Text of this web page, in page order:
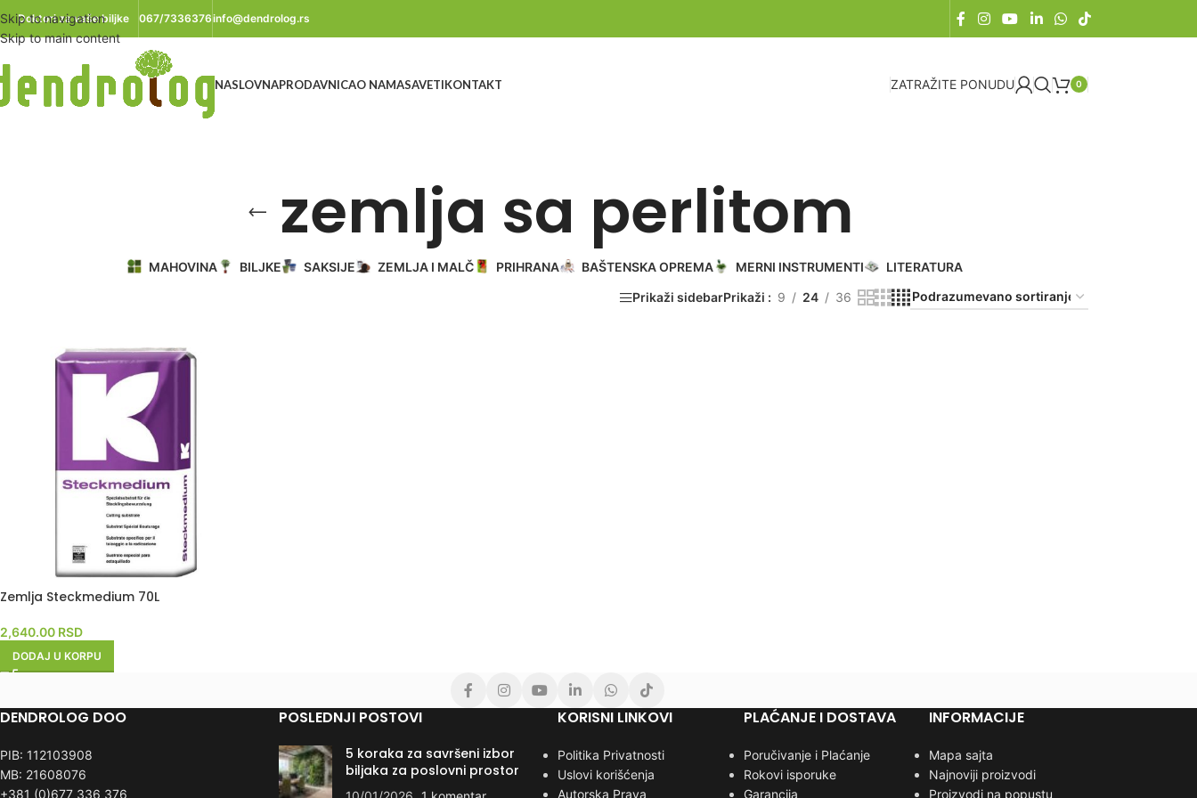
Skip to navigation
Skip to main content
Doktori za vaše biljke 067/7336376info@dendrolog.rs
NASLOVNAPRODAVNICAO NAMASAVETIKONTAKT ZATRAŽITE PONUDU 0
zemlja sa perlitom
MAHOVINA BILJKE SAKSIJE ZEMLJA I MALČ PRIHRANA BAŠTENSKA OPREMA MERNI INSTRUMENTI LITERATURA
Prikaži sidebarPrikaži 9 24 36
Zemlja Steckmedium 70L
2,640.00 RSD
DODAJ U KORPU
DENDROLOG DOO
PIB: 112103908
MB: 21608076
+381 (0)677 336 376
POSLEDNJI POSTOVI
5 koraka za savršeni izbor
biljaka za poslovni prostor
KORISNI LINKOVI
Politika Privatnosti
Uslovi korišćenja
Autorska Prava
PLAĆANJE I DOSTAVA
Poručivanje i Plaćanje
Rokovi isporuke
Garancija
INFORMACIJE
Mapa sajta
Najnoviji proizvodi
Proizvodi na popustu